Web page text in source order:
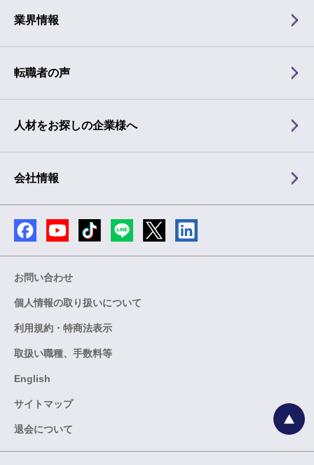
業界情報
転職者の声
人材をお探しの企業様へ
会社情報
お問い合わせ
個人情報の取り扱いについて
利用規約・特商法表示
取扱い職種、手数料等
English
サイトマップ
退会について